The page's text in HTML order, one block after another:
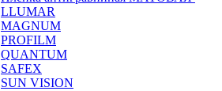
LLUMAR
MAGNUM
PROFILM
QUANTUM
SAFEX
SUN VISION